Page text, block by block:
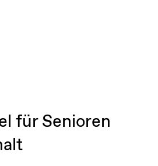
für Senioren